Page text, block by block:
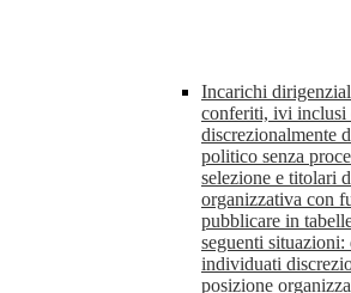
Incarichi
conferiti, ivi inclusi
discrezionalmente
politico senza
selezione e titolari
organizzativa con
pubblicare in
seguenti
individuati
posizione